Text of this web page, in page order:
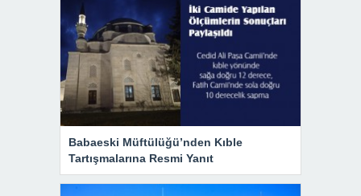
Babaeski Müftülüğü’nden Kıble
Tartışmalarına Resmi Yanıt